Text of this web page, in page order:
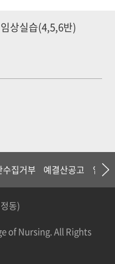
상실습(4,5,6반)
차 모의고사
간고사
수집거부 예결산공고 입찰
동)
of Nursing. All Rights